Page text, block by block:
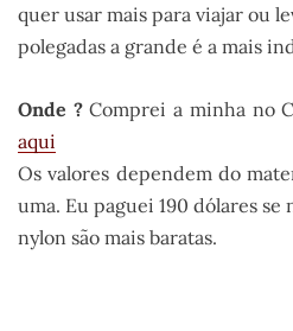
quer usar mais para viajar ou
polegadas a grande é a mais
Onde ?Comprei a minha no
aqui
Os valores dependem do
uma. Eu paguei 190 dólares se
nylon são mais baratas.